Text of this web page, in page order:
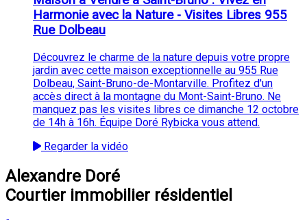
Harmonie avec la Nature - Visites Libres 955
Rue Dolbeau
Découvrez le charme de la nature depuis votre propre
jardin avec cette maison exceptionnelle au 955 Rue
Dolbeau, Saint-Bruno-de-Montarville. Profitez d'un
accès direct à la montagne du Mont-Saint-Bruno. Ne
manquez pas les visites libres ce dimanche 12 octobre
de 14h à 16h. Équipe Doré Rybicka vous attend.
Regarder la vidéo
Alexandre Doré
Courtier immobilier résidentiel